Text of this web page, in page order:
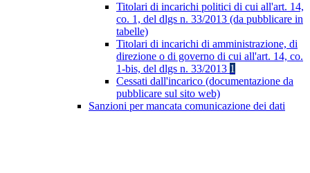
Titolari di incarichi politici di cui all'art. 14,
co. 1, del dlgs n. 33/2013 (da pubblicare in
tabelle)
Titolari di incarichi di amministrazione, di
direzione o di governo di cui all'art. 14, co.
1-bis, del dlgs n. 33/2013 1
Cessati dall'incarico (documentazione da
pubblicare sul sito web)
Sanzioni per mancata comunicazione dei dati